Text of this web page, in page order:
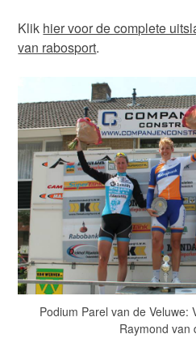
Klik hier voor de complete
van rabosport.
Podium Parel van de Veluwe:
Raymond van